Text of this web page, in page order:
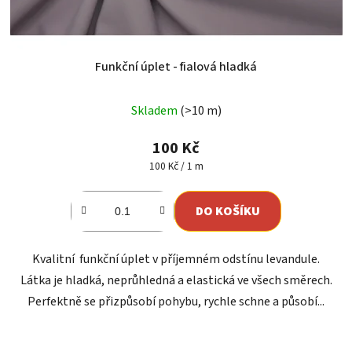
Funkční úplet - fialová hladká
Skladem (>10 m)
100 Kč
Měrná
100 Kč / 1 m
DO KOŠÍKU
Kvalitní funkční úplet v příjemném odstínu levandule.
Látka je hladká, neprůhledná a elastická ve všech směrech.
Perfektně se přizpůsobí pohybu, rychle schne a působí...